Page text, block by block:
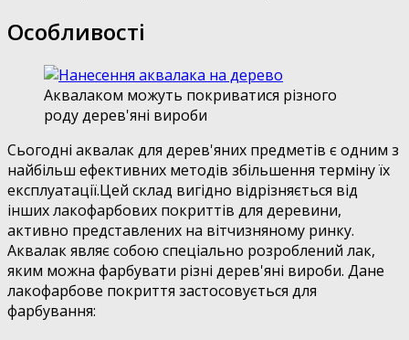
Особливості
Аквалаком можуть покриватися різного
роду дерев'яні вироби
Сьогодні аквалак для дерев'яних предметів є одним з
найбільш ефективних методів збільшення терміну їх
експлуатації.Цей склад вигідно відрізняється від
інших лакофарбових покриттів для деревини,
активно представлених на вітчизняному ринку.
Аквалак являє собою спеціально розроблений лак,
яким можна фарбувати різні дерев'яні вироби. Дане
лакофарбове покриття застосовується для
фарбування: